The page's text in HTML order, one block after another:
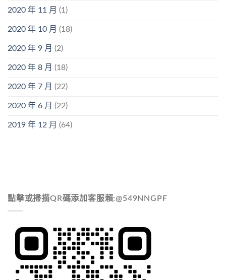
2020 年 11 月 (1)
2020 年 10 月 (18)
2020 年 9 月 (2)
2020 年 8 月 (18)
2020 年 7 月 (22)
2020 年 6 月 (22)
2019 年 12 月 (64)
點擊或掃描QR碼添加客服賴:@549NNGPF